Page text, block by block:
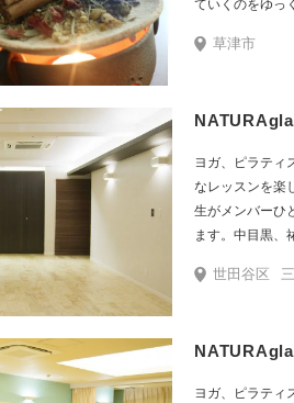
ていくのをゆっ
の”四季に合わ
season yogaⓇ”
その他にも、
リンパヨガ・デ
ィンヤサヨガ
ガ・チェアヨガ
ティス・ボディ
通える少人数制
講座も開催して
草津市
ヨガ、ピラティ
なレッスンを楽
生がメンバーひ
ます。中目黒、
世田谷区 三軒
ヨガ、ピラティ